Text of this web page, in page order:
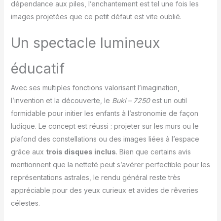
supérieure et un
surpassant la version
projecteur spatial
propose des boutons
intuitifs pour plusieurs
fonctions :
activation/désactivation
des effets de météores,
minuterie automatique 1h
ou 2h, rotation
silencieuse (13 minutes
lentes et 6 minutes
rapides), mode éclairage
dépendance aux piles, l’enchantement est tel une fois les
images projetées que ce petit défaut est vite oublié.
Un spectacle lumineux
éducatif
Avec ses multiples fonctions valorisant l’imagination,
l’invention et la découverte, le Buki – 7250est un outil
formidable pour initier les enfants à l’astronomie de façon
ludique. Le concept est réussi : projeter sur les murs ou le
plafond des constellations ou des images liées à l’espace
grâce aux trois disques inclus. Bien que certains avis
mentionnent que la netteté peut s’avérer perfectible pour les
représentations astrales, le rendu général reste très
appréciable pour des yeux curieux et avides de rêveries
célestes.